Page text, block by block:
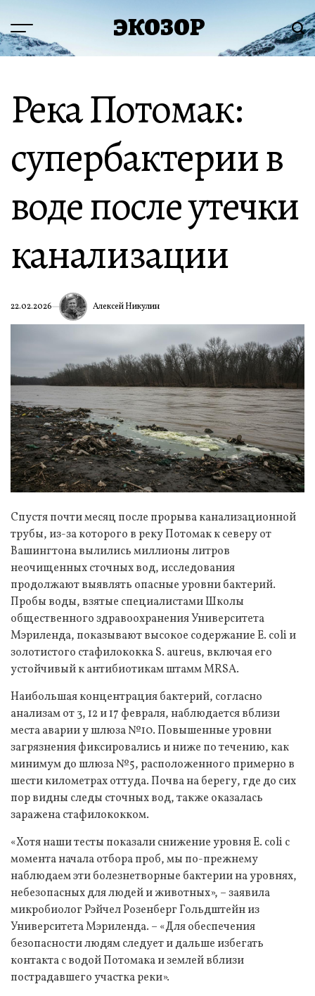
содержимому
Меню ЭКОЗОР
Река Потомак:
супербактерии в
воде после утечки
канализации
22.02.2026 Алексей Никулин
Спустя почти месяц после прорыва канализационной
трубы, из-за которого в реку Потомак к северу от
Вашингтона вылились миллионы литров
неочищенных сточных вод, исследования
продолжают выявлять опасные уровни бактерий.
Пробы воды, взятые специалистами Школы
общественного здравоохранения Университета
Мэриленда, показывают высокое содержание E. coli и
золотистого стафилококка S. aureus, включая его
устойчивый к антибиотикам штамм MRSA.
Наибольшая концентрация бактерий, согласно
анализам от 3, 12 и 17 февраля, наблюдается вблизи
места аварии у шлюза №10. Повышенные уровни
загрязнения фиксировались и ниже по течению, как
минимум до шлюза №5, расположенного примерно в
шести километрах оттуда. Почва на берегу, где до сих
пор видны следы сточных вод, также оказалась
заражена стафилококком.
«Хотя наши тесты показали снижение уровня E. coli с
момента начала отбора проб, мы по-прежнему
наблюдаем эти болезнетворные бактерии на уровнях,
небезопасных для людей и животных», – заявила
микробиолог Рэйчел Розенберг Гольдштейн из
Университета Мэриленда. – «Для обеспечения
безопасности людям следует и дальше избегать
контакта с водой Потомака и землей вблизи
пострадавшего участка реки».